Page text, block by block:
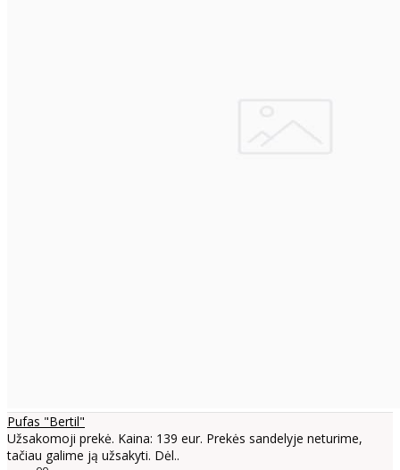
Pufas "Bertil"
Užsakomoji prekė. Kaina: 139 eur. Prekės sandelyje neturime,
tačiau galime ją užsakyti. Dėl..